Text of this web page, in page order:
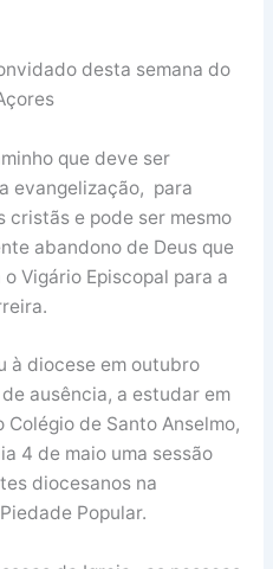
desta semana do
que deve ser
evangelização, para
e pode ser mesmo
abandono de Deus que
Vigário Episcopal para a
à diocese em outubro
ausência, a estudar em
de Santo Anselmo,
4 de maio uma sessão
diocesanos na
Popular.